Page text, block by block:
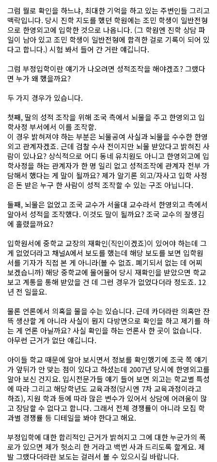
그럼 뭘로 확인을 하느냐, 최대한 기억을 하고 있는 주변인들 그리고
맥락입니다. 당시 진학 지도를 했던 학원에는 조민 학생이 일반전형
으로 한영외고에 입학한 것으로 나옵니다. (그 학원엔 진학 상담 파
일이 남아 있고 조민 학생이 일반전형에 합격한 걸로 기록이 되어 있
다고 합니다.) 시험 봐서 들어 간 거란 얘깁니다.
그럼 부정입학이란 얘기가 나오려면 성적조작을 해야겠죠? 그랬다
면 누가 왜 했을까요?
두 가지 경우가 있습니다.
첫째, 딸의 성적 조작을 위해 조국 측에서 뇌물을 주고 한영외고 입
학사정 부서에서 이를 조작함.
이 경우 밝혀져야 하는 부분은 뇌물공여 사실과 뇌물을 수수한 한영
외고 관계자겠죠. 근데 검찰 수사 전이지만 뇌물 받았다고 밝혀진 사
람이 있나요? 상식적으로 어디 동네 유치원도 아니고 한영외고에 입
학사정을 하는 관계자가 한 명 일리 없고 성적조작에 관계자 전부 가
담해서 했다는 게 말이 될까요? 제가 알기론 외고/자사고 입학 사정
은 돈 받은 누구 한 사람이 성적 조작할 수 있는 구조 아닙니다.
둘째, 뇌물은 없었고 조국 교수가 서울대 교수라서 한영외고 측에서
알아서 성적을 조작했다. 이것도 말이 될까요? 조국 교수의 잘생김
에 홀렸을까요?
입학원서에 중학교 교장의 재확인(직인이겠죠)이 있어야 하는데 그
게 없었더라고 채널A에서 보도를 했는데 해당 보도를 보면 입학원
서를 기자가 직접 본 게 아니라(볼 수 없죠. 폐기되서 없는 데 어찌
보겠습니까) 해당 중학교에 물어물어 당시 재확인을 받았으면 학교
보고 계통을 통해 받았을 건 데 그런 경우가 없었다더라 정도죠. 12
년 전 일을요.
물론 언론에서 의혹을 물을 수는 있습니다. 근데 카더라란 의혹만 잔
뜩 생산할 게 아니라 사실이 뭔지 다방면으로 확인을 하고 제기를 하
는 게 언론 아닐까요? 사실 확인을 하는 언론사 한 곳이 없습니다.
아무런 근거가 없단 얘깁니다.
아이들 학교 때문에 알아 보시면서 정보를 확인했기에 조국 쪽 얘기
가 앞뒤가 안 맞는 점이 있다고 하셨는데 2007년 당시에 한영외고를
알아 보신 건지요. 입시전문가들 얘기 들어 보면 외고는 학교별 특성
에 따라 그리고 해당학년도 교육과정(당시엔 7차 교육과정이라고
하죠), 지원 학과 등에 따라 많은 변수가 있어서 상담에 어려움이 많
고 장담할 수 없다고 합니다. 그래서 전체 경쟁률이 아니라 모집 학
과별 경쟁률 등 디테일을 봐야 한다고 해요.
부정입학에 대한 합리적인 근거가 밝혀지고 그에 대한 누군가의 폭
로가 있으면 제가 헛소리 한 거라고 백번 사과 드리도록 할게요. 제
발 그랬다더라란 보도는 걸러서 볼 수 있으시길 바랍니다.